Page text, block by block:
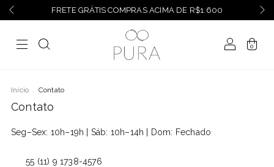
FRETE GRÁTIS COMPRAS ACIMA DE R$1.600
0
Início Contato
Contato
Seg–Sex: 10h–19h | Sáb: 10h–14h | Dom: Fechado
55 (11) 9 1738-4576